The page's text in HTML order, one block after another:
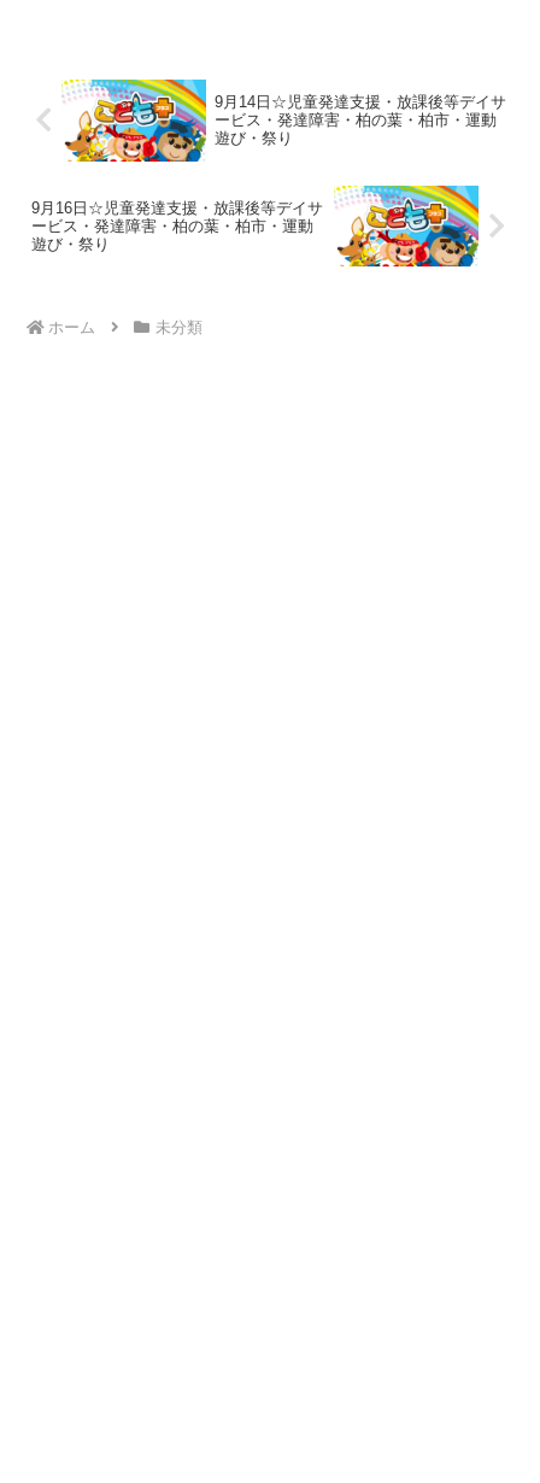
9月14日☆児童発達支援・放課後等デイサ
ービス・発達障害・柏の葉・柏市・運動
遊び・祭り
9月16日☆児童発達支援・放課後等デイサ
ービス・発達障害・柏の葉・柏市・運動
遊び・祭り
ホーム 未分類